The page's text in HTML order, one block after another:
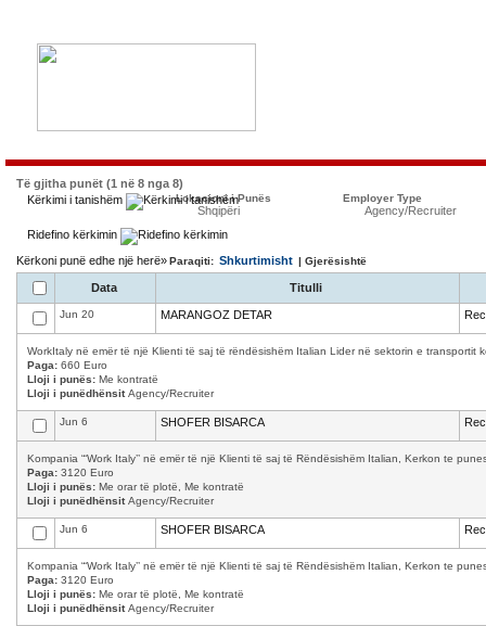
Të gjitha punët (1 në 8 nga 8)
Kërkimi i tanishëm
Lokacioni i Punës
Shqipëri
Employer Type
Agency/Recruiter
Ridefino kërkimin
Kërkoni punë edhe një herë»Paraqiti: Shkurtimisht | Gjerësishtë
Data Titulli
Jun 20 MARANGOZ DETAR
WorkItaly në emër të një Klienti të saj të rëndësishëm Italian Lider në sektorin e transportit
Paga: 660 Euro
Lloji i punës: Me kontratë
Lloji i punëdhënsitAgency/Recruiter
Jun 6 SHOFER BISARCA
Kompania “‘Work Italy’’ në emër të një Klienti të saj të Rëndësishëm Italian, Kerkon te
Paga: 3120 Euro
Lloji i punës: Me orar të plotë, Me kontratë
Lloji i punëdhënsitAgency/Recruiter
Jun 6 SHOFER BISARCA
Kompania “‘Work Italy’’ në emër të një Klienti të saj të Rëndësishëm Italian, Kerkon te
Paga: 3120 Euro
Lloji i punës: Me orar të plotë, Me kontratë
Lloji i punëdhënsitAgency/Recruiter